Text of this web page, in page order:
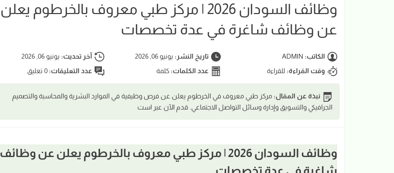
وظائف السودان 2026 | مركز طبي معروف بالخرطوم يعلن
عن وظائف شاغرة في عدة تخصصات
الكاتب: ADMIN تاريخ النشر: يونيو 06, 2026 آخر تحديث: يونيو 06, 2026
وقت القراءة: للقراءة عدد الكلمات: كلمة عدد التعليقات:0 تعليق
نبذة عن المقال: مركز طبي معروف في الخرطوم يعلن عن فرص وظيفية في الموارد البشرية والمحاسبة والتصميم
الجرافيكي والتسويق وإدارة وسائل التواصل الاجتماعي. قدم الآن عبر است
وظائف السودان 2026 | مركز طبي معروف بالخرطوم يعلن عن وظائف
شاغرة في عدة تخصصات